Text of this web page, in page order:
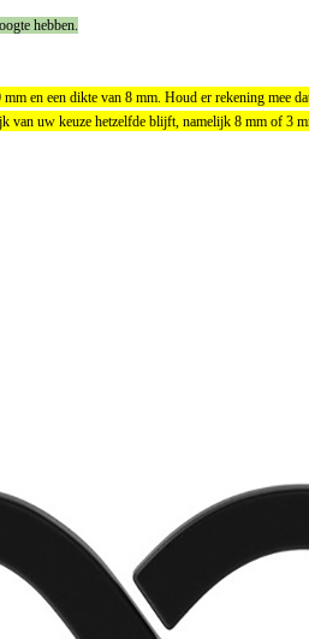
hebben.
en een dikte van 8 mm. Houd er rekening mee
van uw keuze hetzelfde blijft, namelijk 8 mm of 3